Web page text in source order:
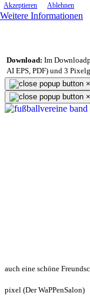
Akzeptieren Ablehnen
Weitere Informationen
Download: Im
AI EPS, PDF) und 3
×
×
auch eine schöne
pixel (Der WaPPenSalon)